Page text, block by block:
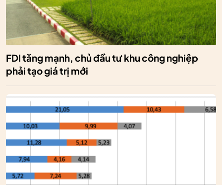
FDI tăng mạnh, chủ đầu tư khu công nghiệp
phải tạo giá trị mới